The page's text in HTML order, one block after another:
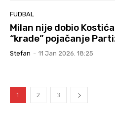
FUDBAL
Milan nije dobio
“krade” pojačanje
Stefan - 11 Jan 2026. 18:25
1 2 3